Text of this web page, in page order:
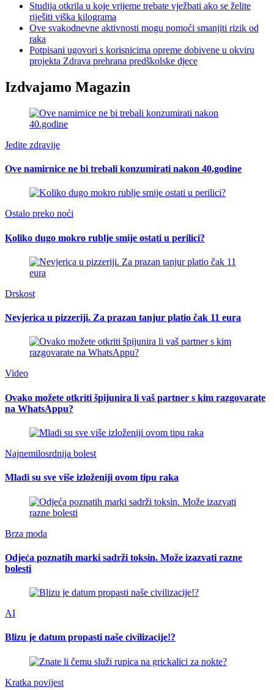
Studija otkrila u koje vrijeme trebate vježbati ako se želite
riješiti viška kilograma
Ove svakodnevne aktivnosti mogu pomoći smanjiti rizik od
raka
Potpisani ugovori s korisnicima opreme dobivene u okviru
projekta Zdrava prehrana predškolske djece
Izdvajamo Magazin
Jedite zdravije
Ove namirnice ne bi trebali konzumirati nakon 40.godine
Ostalo preko noći
Koliko dugo mokro rublje smije ostati u perilici?
Drskost
Nevjerica u pizzeriji. Za prazan tanjur platio čak 11 eura
Video
Ovako možete otkriti špijunira li vaš partner s kim razgovarate
na WhatsAppu?
Najnemilosrdnija bolest
Mladi su sve više izloženiji ovom tipu raka
Brza moda
Odjeća poznatih marki sadrži toksin. Može izazvati razne
bolesti
AI
Blizu je datum propasti naše civilizacije!?
Kratka povijest